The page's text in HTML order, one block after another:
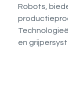
Robots,
en